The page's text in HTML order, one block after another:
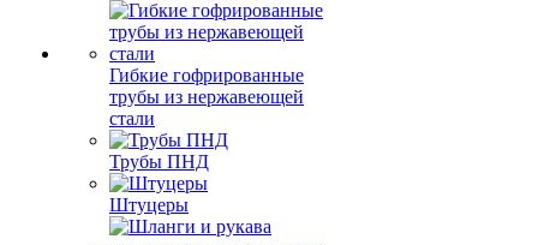
Гибкие гофрированные
трубы из нержавеющей
стали
Трубы ПНД
Штуцеры